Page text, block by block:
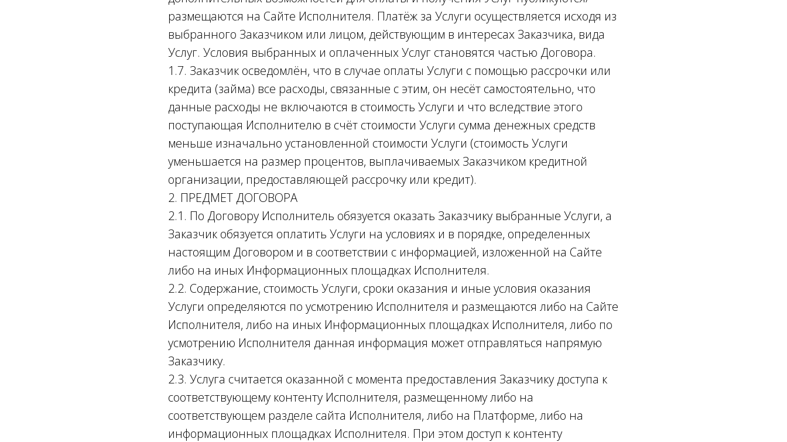
размещаются на Сайте Исполнителя. Платёж за Услуги осуществляется исходя из
выбранного Заказчиком или лицом, действующим в интересах Заказчика, вида
Услуг. Условия выбранных и оплаченных Услуг становятся частью Договора.
1.7. Заказчик осведомлён, что в случае оплаты Услуги с помощью рассрочки или
кредита (займа) все расходы, связанные с этим, он несёт самостоятельно, что
данные расходы не включаются в стоимость Услуги и что вследствие этого
поступающая Исполнителю в счёт стоимости Услуги сумма денежных средств
меньше изначально установленной стоимости Услуги (стоимость Услуги
уменьшается на размер процентов, выплачиваемых Заказчиком кредитной
организации, предоставляющей рассрочку или кредит).
2. ПРЕДМЕТ ДОГОВОРА
2.1. По Договору Исполнитель обязуется оказать Заказчику выбранные Услуги, а
Заказчик обязуется оплатить Услуги на условиях и в порядке, определенных
настоящим Договором и в соответствии с информацией, изложенной на Сайте
либо на иных Информационных площадках Исполнителя.
2.2. Содержание, стоимость Услуги, сроки оказания и иные условия оказания
Услуги определяются по усмотрению Исполнителя и размещаются либо на Сайте
Исполнителя, либо на иных Информационных площадках Исполнителя, либо по
усмотрению Исполнителя данная информация может отправляться напрямую
Заказчику.
2.3. Услуга считается оказанной с момента предоставления Заказчику доступа к
соответствующему контенту Исполнителя, размещенному либо на
соответствующем разделе сайта Исполнителя, либо на Платформе, либо на
информационных площадках Исполнителя. При этом доступ к контенту